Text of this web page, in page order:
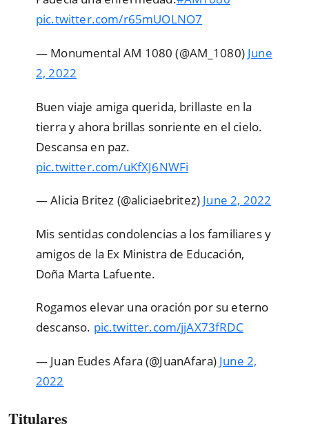
pic.twitter.com/r65mUOLNO7
— Monumental AM 1080 (@AM_1080) June
2, 2022
Buen viaje amiga querida, brillaste en la
tierra y ahora brillas sonriente en el cielo.
Descansa en paz.
pic.twitter.com/uKfXJ6NWFi
— Alicia Britez (@aliciaebritez) June 2, 2022
Mis sentidas condolencias a los familiares y
amigos de la Ex Ministra de Educación,
Doña Marta Lafuente.
Rogamos elevar una oración por su eterno
descanso. pic.twitter.com/jjAX73fRDC
— Juan Eudes Afara (@JuanAfara) June 2,
2022
Titulares